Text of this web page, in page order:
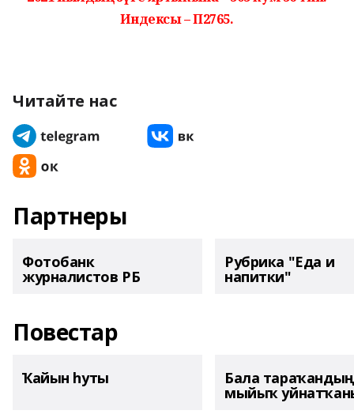
Индексы – П2765.
Читайте нас
Партнеры
Фотобанк
журналистов РБ
Рубрика "Еда и
напитки"
Повестар
Ҡайын һуты Бала тараҡандың
мыйыҡ